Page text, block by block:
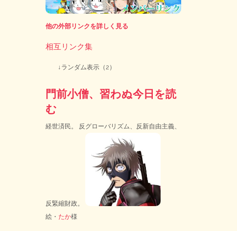
他の外部リンクを詳しく見る
相互リンク集
↓ランダム表示（2）
門前小僧、習わぬ今日を読
む
経世済民。 反グローバリズム、反新自由主義、
反緊縮財政。
絵・ たか様